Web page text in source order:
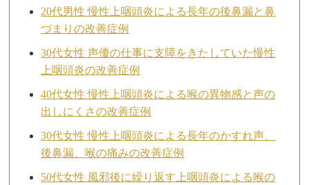
20代男性 慢性上咽頭炎による長年の後鼻漏と鼻
づまりの改善症例
30代女性 声優の仕事に支障をきたしていた慢性
上咽頭炎の改善症例
40代女性 慢性上咽頭炎による喉の異物感と声の
出しにくさの改善症例
30代女性 慢性上咽頭炎による長年のかすれ声、
後鼻漏、喉の痛みの改善症例
50代女性 風邪後に繰り返す上咽頭炎による喉の